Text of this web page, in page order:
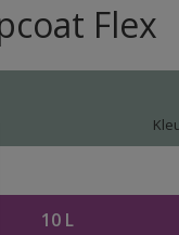
Flex
10 L